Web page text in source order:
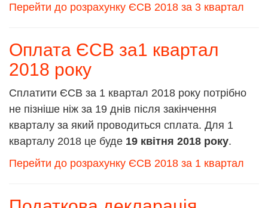
Перейти до розрахунку ЄСВ 2018 за 3 квартал
Оплата ЄСВ за1 квартал
2018 року
Сплатити ЄСВ за 1 квартал 2018 року потрібно
не пізніше ніж за 19 днів після закінчення
кварталу за який проводиться сплата. Для 1
кварталу 2018 це буде 19 квітня 2018 року.
Перейти до розрахунку ЄСВ 2018 за 1 квартал